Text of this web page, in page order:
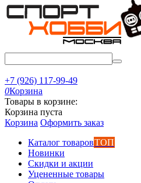
+7 (926) 117-99-49
0Корзина
Товары в корзине:
Корзина пуста
Корзина Оформить заказ
Каталог товаровТОП
Новинки
Скидки и акции
Уцененные товары